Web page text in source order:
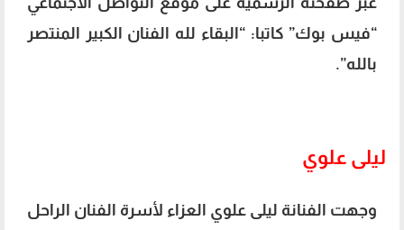
“فيس بوك” كاتبا: “البقاء لله الفنان الكبير المنتصر
بالله”.
ليلى علوي
وجهت الفنانة ليلى علوي العزاء لأسرة الفنان الراحل